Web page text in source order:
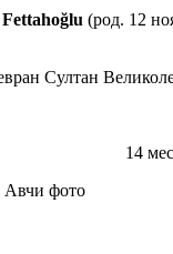
(род. 12
14